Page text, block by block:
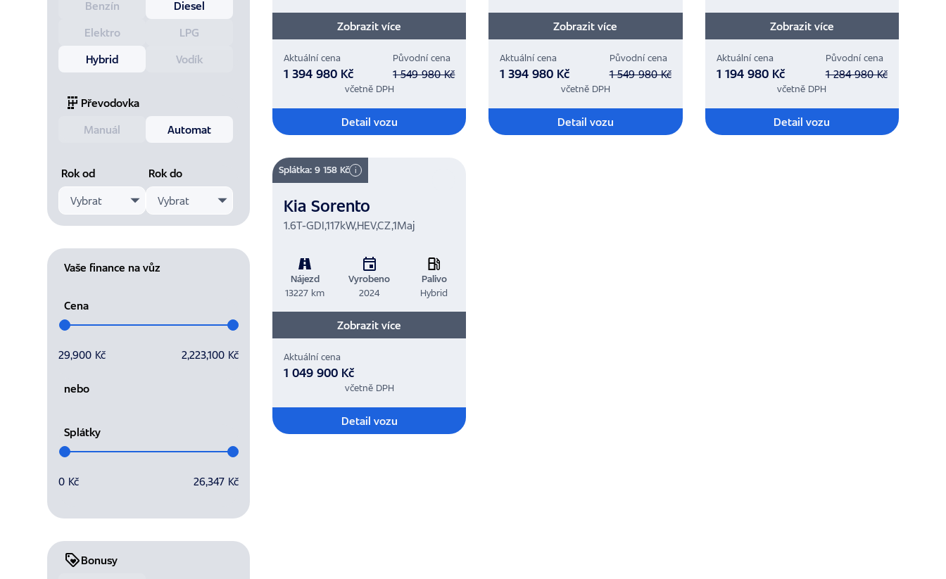
Benzín
Diesel
Elektro
LPG
Hybrid
Vodík
Převodovka
Manuál
Automat
Rok od
Vybrat
Rok do
Vybrat
Vaše finance na vůz
Cena
Vyberte cenový rozsah
29,900 Kč 2,223,100 Kč
nebo
Splátky
Vyberte rozsah splátek
0 Kč 26,347 Kč
Bonusy
Zobrazit více
Aktuální cena
1 394 980 Kč
Původní cena
1 549 980 Kč
včetně DPH
Detail vozu
Zobrazit více
Aktuální cena
1 394 980 Kč
Původní cena
1 549 980 Kč
včetně DPH
Detail vozu
Zobrazit více
Aktuální cena
1 194 980 Kč
Původní cena
1 284 980 Kč
včetně DPH
Detail vozu
Splátka: 9 158 Kč i
Kia Sorento
1.6T-GDI,117kW,HEV,CZ,1Maj
Nájezd
13227 km
Vyrobeno
2024
Palivo
Hybrid
Zobrazit více
Aktuální cena
1 049 900 Kč
včetně DPH
Detail vozu